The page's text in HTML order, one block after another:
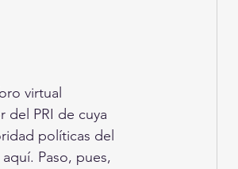
virtual
PRI de cuya
políticas del
Paso, pues,